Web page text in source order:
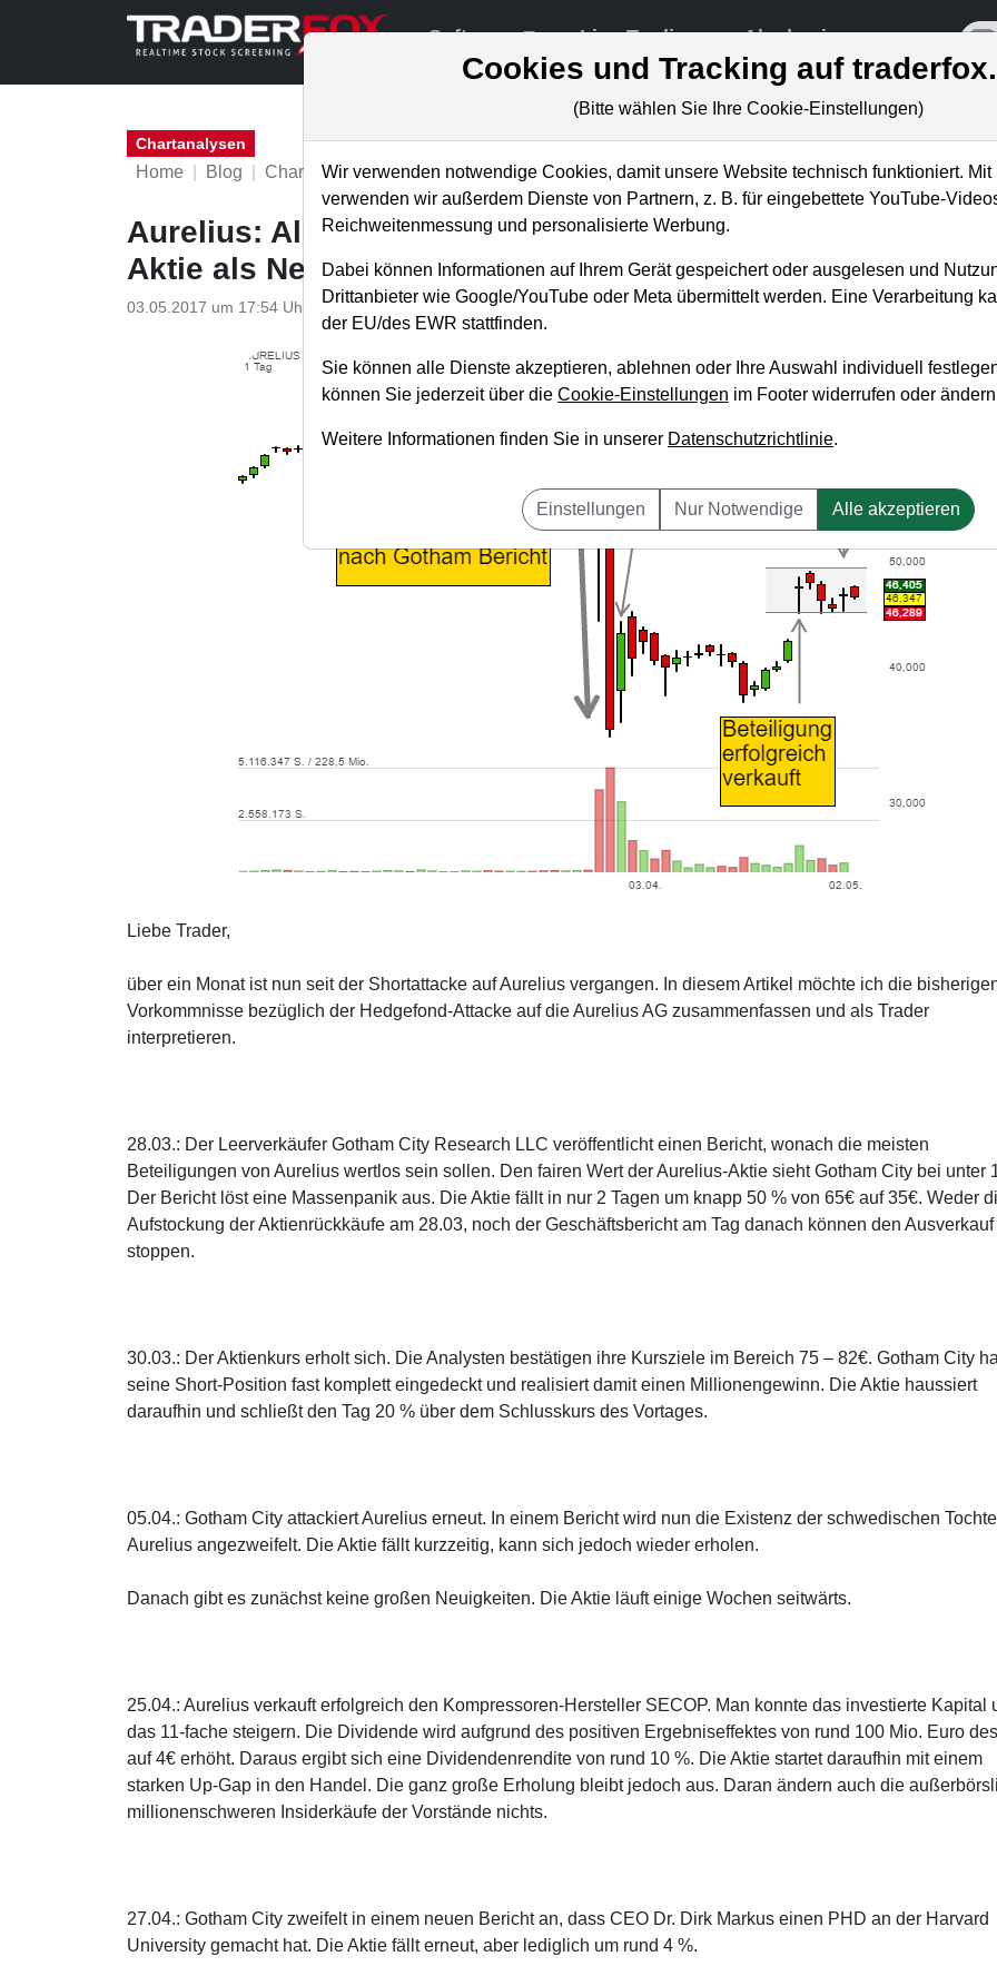
Software Live-Trading Akademie
Chartanalysen
Home Blog Chartanalysen
Aurelius: Alles über die Short-Attacke und wieso man die
Aktie als News-Trader auf der Watchlist haben muss
03.05.2017 um 17:54 Uhr TraderFox GmbH
Liebe Trader,
über ein Monat ist nun seit der Shortattacke auf Aurelius vergangen. In diesem Artikel möchte ich die
Vorkommnisse bezüglich der Hedgefond-Attacke auf die Aurelius AG zusammenfassen und als Trader
interpretieren.
28.03.: Der Leerverkäufer Gotham City Research LLC veröffentlicht einen Bericht, wonach die meisten
Beteiligungen von Aurelius wertlos sein sollen. Den fairen Wert der Aurelius-Aktie sieht Gotham City bei unter
Der Bericht löst eine Massenpanik aus. Die Aktie fällt in nur 2 Tagen um knapp 50 % von 65€ auf 35€. Weder
Aufstockung der Aktienrückkäufe am 28.03, noch der Geschäftsbericht am Tag danach können den Ausverkauf
stoppen.
30.03.: Der Aktienkurs erholt sich. Die Analysten bestätigen ihre Kursziele im Bereich 75 – 82€. Gotham City
seine Short-Position fast komplett eingedeckt und realisiert damit einen Millionengewinn. Die Aktie haussiert
daraufhin und schließt den Tag 20 % über dem Schlusskurs des Vortages.
05.04.: Gotham City attackiert Aurelius erneut. In einem Bericht wird nun die Existenz der schwedischen
Aurelius angezweifelt. Die Aktie fällt kurzzeitig, kann sich jedoch wieder erholen.
Danach gibt es zunächst keine großen Neuigkeiten. Die Aktie läuft einige Wochen seitwärts.
25.04.: Aurelius verkauft erfolgreich den Kompressoren-Hersteller SECOP. Man konnte das investierte Kapital
das 11-fache steigern. Die Dividende wird aufgrund des positiven Ergebniseffektes von rund 100 Mio. Euro
auf 4€ erhöht. Daraus ergibt sich eine Dividendenrendite von rund 10 %. Die Aktie startet daraufhin mit einem
starken Up-Gap in den Handel. Die ganz große Erholung bleibt jedoch aus. Daran ändern auch die
millionenschweren Insiderkäufe der Vorstände nichts.
27.04.: Gotham City zweifelt in einem neuen Bericht an, dass CEO Dr. Dirk Markus einen PHD an der Harvard
University gemacht hat. Die Aktie fällt erneut, aber lediglich um rund 4 %.
Cookies und Tracking auf
(Bitte wählen Sie Ihre Cookie-Einstellungen)
Wir verwenden notwendige Cookies, damit unsere Website technisch funktioniert.
verwenden wir außerdem Dienste von Partnern, z. B. für eingebettete YouTube-
Reichweitenmessung und personalisierte Werbung.
Dabei können Informationen auf Ihrem Gerät gespeichert oder ausgelesen und
Drittanbieter wie Google/YouTube oder Meta übermittelt werden. Eine Verarbeitung
der EU/des EWR stattfinden.
Sie können alle Dienste akzeptieren, ablehnen oder Ihre Auswahl individuell
können Sie jederzeit über die Cookie-Einstellungen im Footer widerrufen oder
Weitere Informationen finden Sie in unserer Datenschutzrichtlinie.
Einstellungen Nur Notwendige Alle akzeptieren